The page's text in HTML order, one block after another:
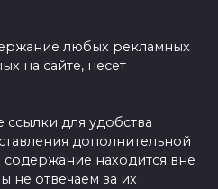
любых рекламных
на сайте, несет
для удобства
дополнительной
находится вне
не отвечаем за их